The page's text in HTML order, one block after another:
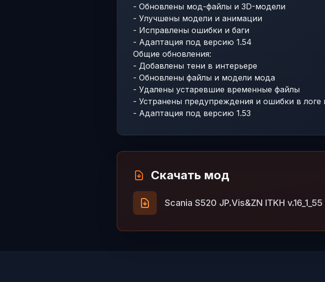
- Обновлены мод-файлы и 3D-модели
- Улучшены модели и анимации
- Исправлены ошибки и баги
- Адаптация под версию 1.54
Общие обновления:
- Добавлены тени в интерьере
- Обновлены файлы и модели мода
- Удалены устаревшие временные файлы
- Устранены предупреждения и ошибки в логе
- Адаптация под версию 1.53
Скачать мод
Scania S520 JP.Vis&ZN ITKH v.16_1_55